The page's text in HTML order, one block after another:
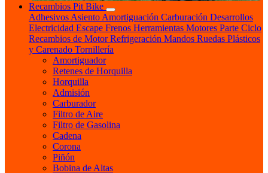
Recambios Pit Bike
Adhesivos Asiento Amortiguación Carburación Desarrollos
Electricidad Escape Frenos Herramientas Motores Parte Ciclo
Recambios de MotorRefrigeración Mandos Ruedas Plásticos
y Carenado Tornillería
Amortiguador
Retenes de Horquilla
Horquilla
Admisión
Carburador
Filtro de Aire
Filtro de Gasolina
Cadena
Corona
Piñón
Bobina de Altas